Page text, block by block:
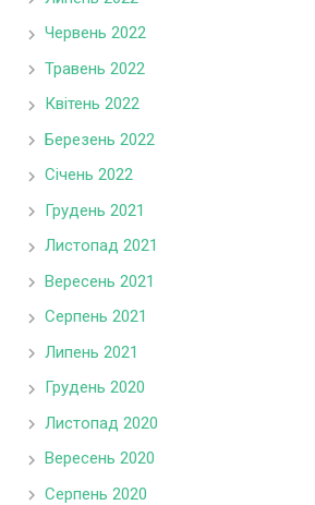
Червень 2022
Травень 2022
Квітень 2022
Березень 2022
Січень 2022
Грудень 2021
Листопад 2021
Вересень 2021
Серпень 2021
Липень 2021
Грудень 2020
Листопад 2020
Вересень 2020
Серпень 2020